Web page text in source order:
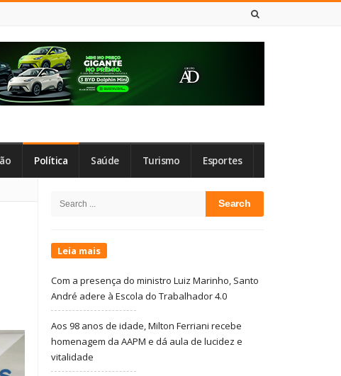
Política Saúde Turismo Esportes
Sidebar
Search
Leia mais
Com a presença do ministro Luiz Marinho, Santo
André adere à Escola do Trabalhador 4.0
Aos 98 anos de idade, Milton Ferriani recebe
homenagem da AAPM e dá aula de lucidez e
vitalidade